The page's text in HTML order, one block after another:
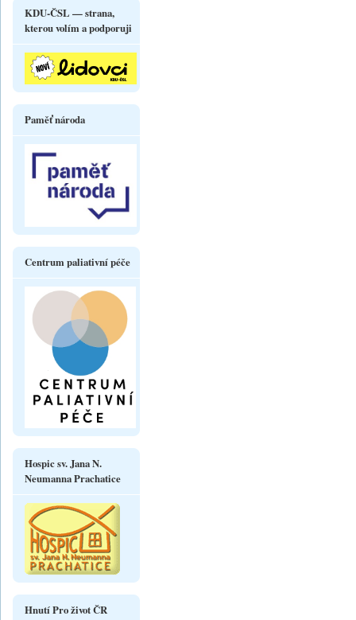
KDU-ČSL — strana,
kterou volím a podporuji
Paměť národa
Centrum paliativní péče
Hospic sv. Jana N.
Neumanna Prachatice
Hnutí Pro život ČR